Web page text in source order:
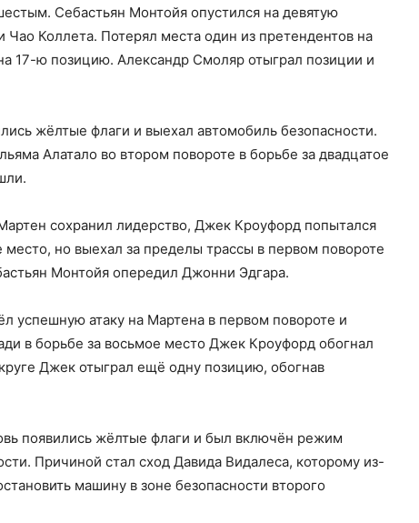
Себастьян Монтойя опустился на девятую
Чао Коллета. Потерял места один из претендентов на
17-ю позицию. Александр Смоляр отыграл позиции и
жёлтые флаги и выехал автомобиль безопасности.
Алатало во втором повороте в борьбе за двадцатое
сохранил лидерство, Джек Кроуфорд попытался
но выехал за пределы трассы в первом повороте
Монтойя опередил Джонни Эдгара.
успешную атаку на Мартена в первом повороте и
в борьбе за восьмое место Джек Кроуфорд обогнал
Джек отыграл ещё одну позицию, обогнав
появились жёлтые флаги и был включён режим
Причиной стал сход Давида Видалеса, которому из-
машину в зоне безопасности второго